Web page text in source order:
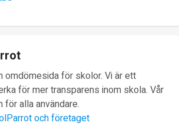
omdömesida för skolor. Vi är ett
för mer transparens inom skola. Vår
alla användare.
och företaget